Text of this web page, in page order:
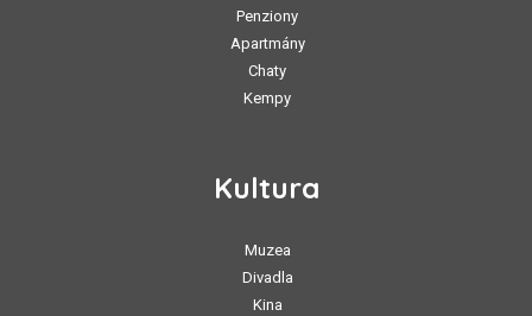
Penziony
Apartmány
Chaty
Kempy
Kultura
Muzea
Divadla
Kina